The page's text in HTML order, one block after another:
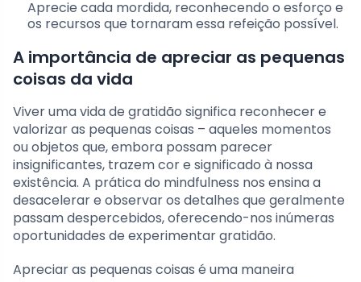
Aprecie cada mordida, reconhecendo o esforço e
os recursos que tornaram essa refeição possível.
A importância de apreciar as pequenas
coisas da vida
Viver uma vida de gratidão significa reconhecer e
valorizar as pequenas coisas – aqueles momentos
ou objetos que, embora possam parecer
insignificantes, trazem cor e significado à nossa
existência. A prática do mindfulness nos ensina a
desacelerar e observar os detalhes que geralmente
passam despercebidos, oferecendo-nos inúmeras
oportunidades de experimentar gratidão.
Apreciar as pequenas coisas é uma maneira